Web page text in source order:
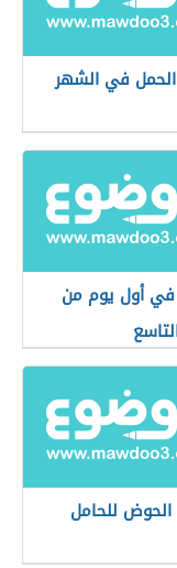
الحمل في الشهر
في أول يوم من
للحامل